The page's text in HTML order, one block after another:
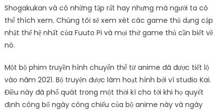
Shogakukan và có những tập rất hay nhưng mà người ta có
thể thích xem. Chúng tôi sẽ xem xét các game thủ dạng cập
nhật thế hệ nhất của Fuuto Pi và mọi thứ game thủ cần biết về
nó.
Một bộ phim truyền hình chuyển thể từ anime đã được tiết lộ
vào năm 2021. Bộ truyện được làm hoạt hình bởi vì studio Kai.
Điều này đã phổ quát trong một thời kì cho tới khi họ quyết
định công bố ngày công chiếu của bộ anime này và ngày